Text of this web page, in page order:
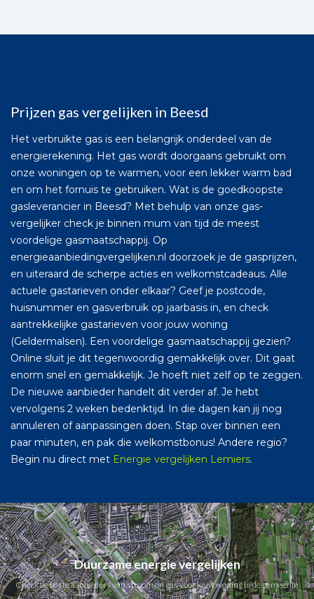
Prijzen gas vergelijken in Beesd
Het verbruikte gas is een belangrijk onderdeel van de
energierekening. Het gas wordt doorgaans gebruikt om
onze woningen op te warmen, voor een lekker warm bad
en om het fornuis te gebruiken. Wat is de goedkoopste
gasleverancier in Beesd? Met behulp van onze gas-
vergelijker check je binnen mum van tijd de meest
voordelige gasmaatschappij. Op
energieaanbiedingvergelijken.nl doorzoek je de gasprijzen,
en uiteraard de scherpe acties en welkomstcadeaus. Alle
actuele gastarieven onder elkaar? Geef je postcode,
huisnummer en gasverbruik op jaarbasis in, en check
aantrekkelijke gastarieven voor jouw woning
(Geldermalsen). Een voordelige gasmaatschappij gezien?
Online sluit je dit tegenwoordig gemakkelijk over. Dit gaat
enorm snel en gemakkelijk. Je hoeft niet zelf op te zeggen.
De nieuwe aanbieder handelt dit verder af. Je hebt
vervolgens 2 weken bedenktijd. In die dagen kan jij nog
annuleren of aanpassingen doen. Stap over binnen een
paar minuten, en pak die welkomstbonus! Andere regio?
Begin nu direct met Energie vergelijken Lemiers.
Duurzame energie vergelijken
Check de beste aanbieders van stroom en gas voor jouw woning in de gemeente